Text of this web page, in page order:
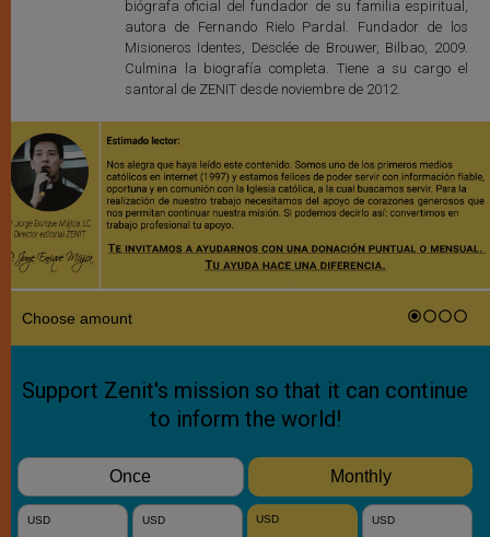
biógrafa oficial del fundador de su familia espiritual,
autora de Fernando Rielo Pardal. Fundador de los
Misioneros Identes, Desclée de Brouwer, Bilbao, 2009.
Culmina la biografía completa. Tiene a su cargo el
santoral de ZENIT desde noviembre de 2012.